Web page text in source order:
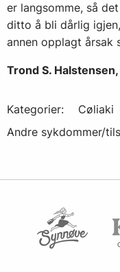
er langsomme, så
ditto å bli dårlig
annen opplagt årsak
Trond S.
Kategorier: Cøliaki
Andre sykdommer/